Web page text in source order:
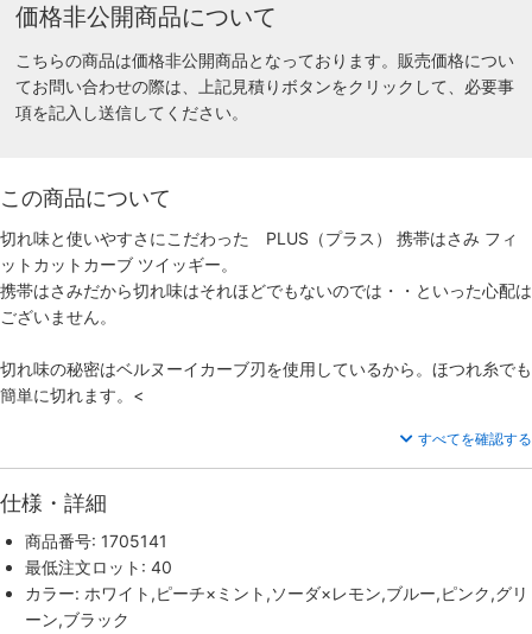
価格非公開商品について
こちらの商品は価格非公開商品となっております。販売価格につい
てお問い合わせの際は、上記見積りボタンをクリックして、必要事
項を記入し送信してください。
この商品について
切れ味と使いやすさにこだわった PLUS（プラス） 携帯はさみ フィ
ットカットカーブ ツイッギー。
携帯はさみだから切れ味はそれほどでもないのでは・・といった心配は
ございません。
切れ味の秘密はベルヌーイカーブ刃を使用しているから。ほつれ糸でも
簡単に切れます。<
すべてを確認する
仕様・詳細
商品番号: 1705141
最低注文ロット: 40
カラー: ホワイト,ピーチ×ミント,ソーダ×レモン,ブルー,ピンク,グリ
ーン,ブラック